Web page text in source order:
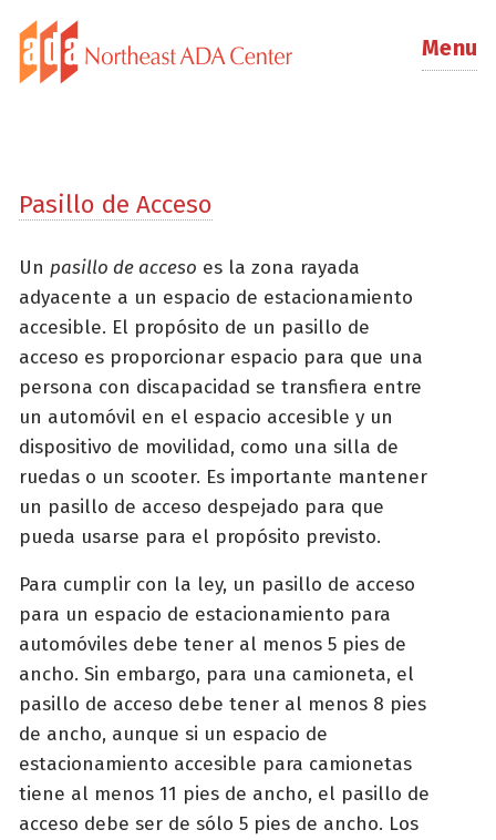
Menu
Pasillo de Acceso
Un pasillo de acceso es la zona rayada
adyacente a un espacio de estacionamiento
accesible. El propósito de un pasillo de
acceso es proporcionar espacio para que una
persona con discapacidad se transfiera entre
un automóvil en el espacio accesible y un
dispositivo de movilidad, como una silla de
ruedas o un scooter. Es importante mantener
un pasillo de acceso despejado para que
pueda usarse para el propósito previsto.
Para cumplir con la ley, un pasillo de acceso
para un espacio de estacionamiento para
automóviles debe tener al menos 5 pies de
ancho. Sin embargo, para una camioneta, el
pasillo de acceso debe tener al menos 8 pies
de ancho, aunque si un espacio de
estacionamiento accesible para camionetas
tiene al menos 11 pies de ancho, el pasillo de
acceso debe ser de sólo 5 pies de ancho. Los